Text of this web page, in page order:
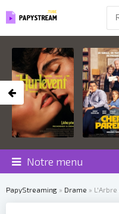
Notre menu
PapyStreaming » Drame »